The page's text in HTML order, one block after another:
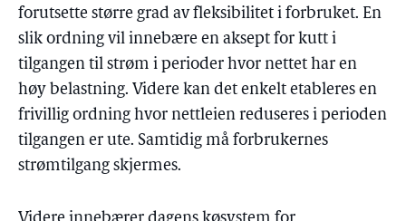
forutsette større grad av fleksibilitet i forbruket. En
slik ordning vil innebære en aksept for kutt i
tilgangen til strøm i perioder hvor nettet har en
høy belastning. Videre kan det enkelt etableres en
frivillig ordning hvor nettleien reduseres i perioden
tilgangen er ute. Samtidig må forbrukernes
strømtilgang skjermes.